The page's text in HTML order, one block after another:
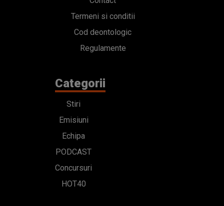
Termeni si conditii
Cod deontologic
Regulamente
Categorii
Stiri
Emisiuni
Echipa
PODCAST
Concursuri
HOT40